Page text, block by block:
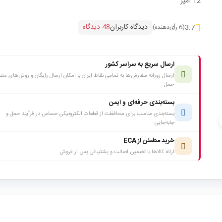
3.7(6 رأی‌دهنده) دیدگاه کاربران48 دیدگاه
ارسال سریع به سراسر کشور
ارسال روزانه سفارش‌ها به تمامی نقاط ایران با امکان ارسال رایگان و روش‌های
حمل
بسته‌بندی حرفه‌ای و ایمن
بسته‌بندی مناسب برای محافظت از قطعات الکترونیکی حساس در فرآیند حمل و
جابه‌جایی
خرید مطمئن از ECA
ارائه کالاها با تضمین اصالت و پشتیبانی پس از فروش